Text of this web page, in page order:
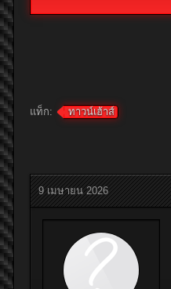
แท็ก: ทาวน์เฮ้าส์
9 เมษายน 2026